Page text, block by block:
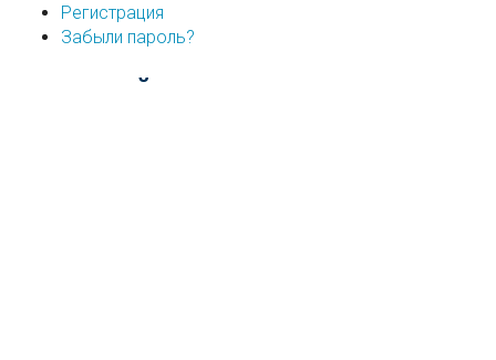
Регистрация
Забыли пароль?
...или войдите используя